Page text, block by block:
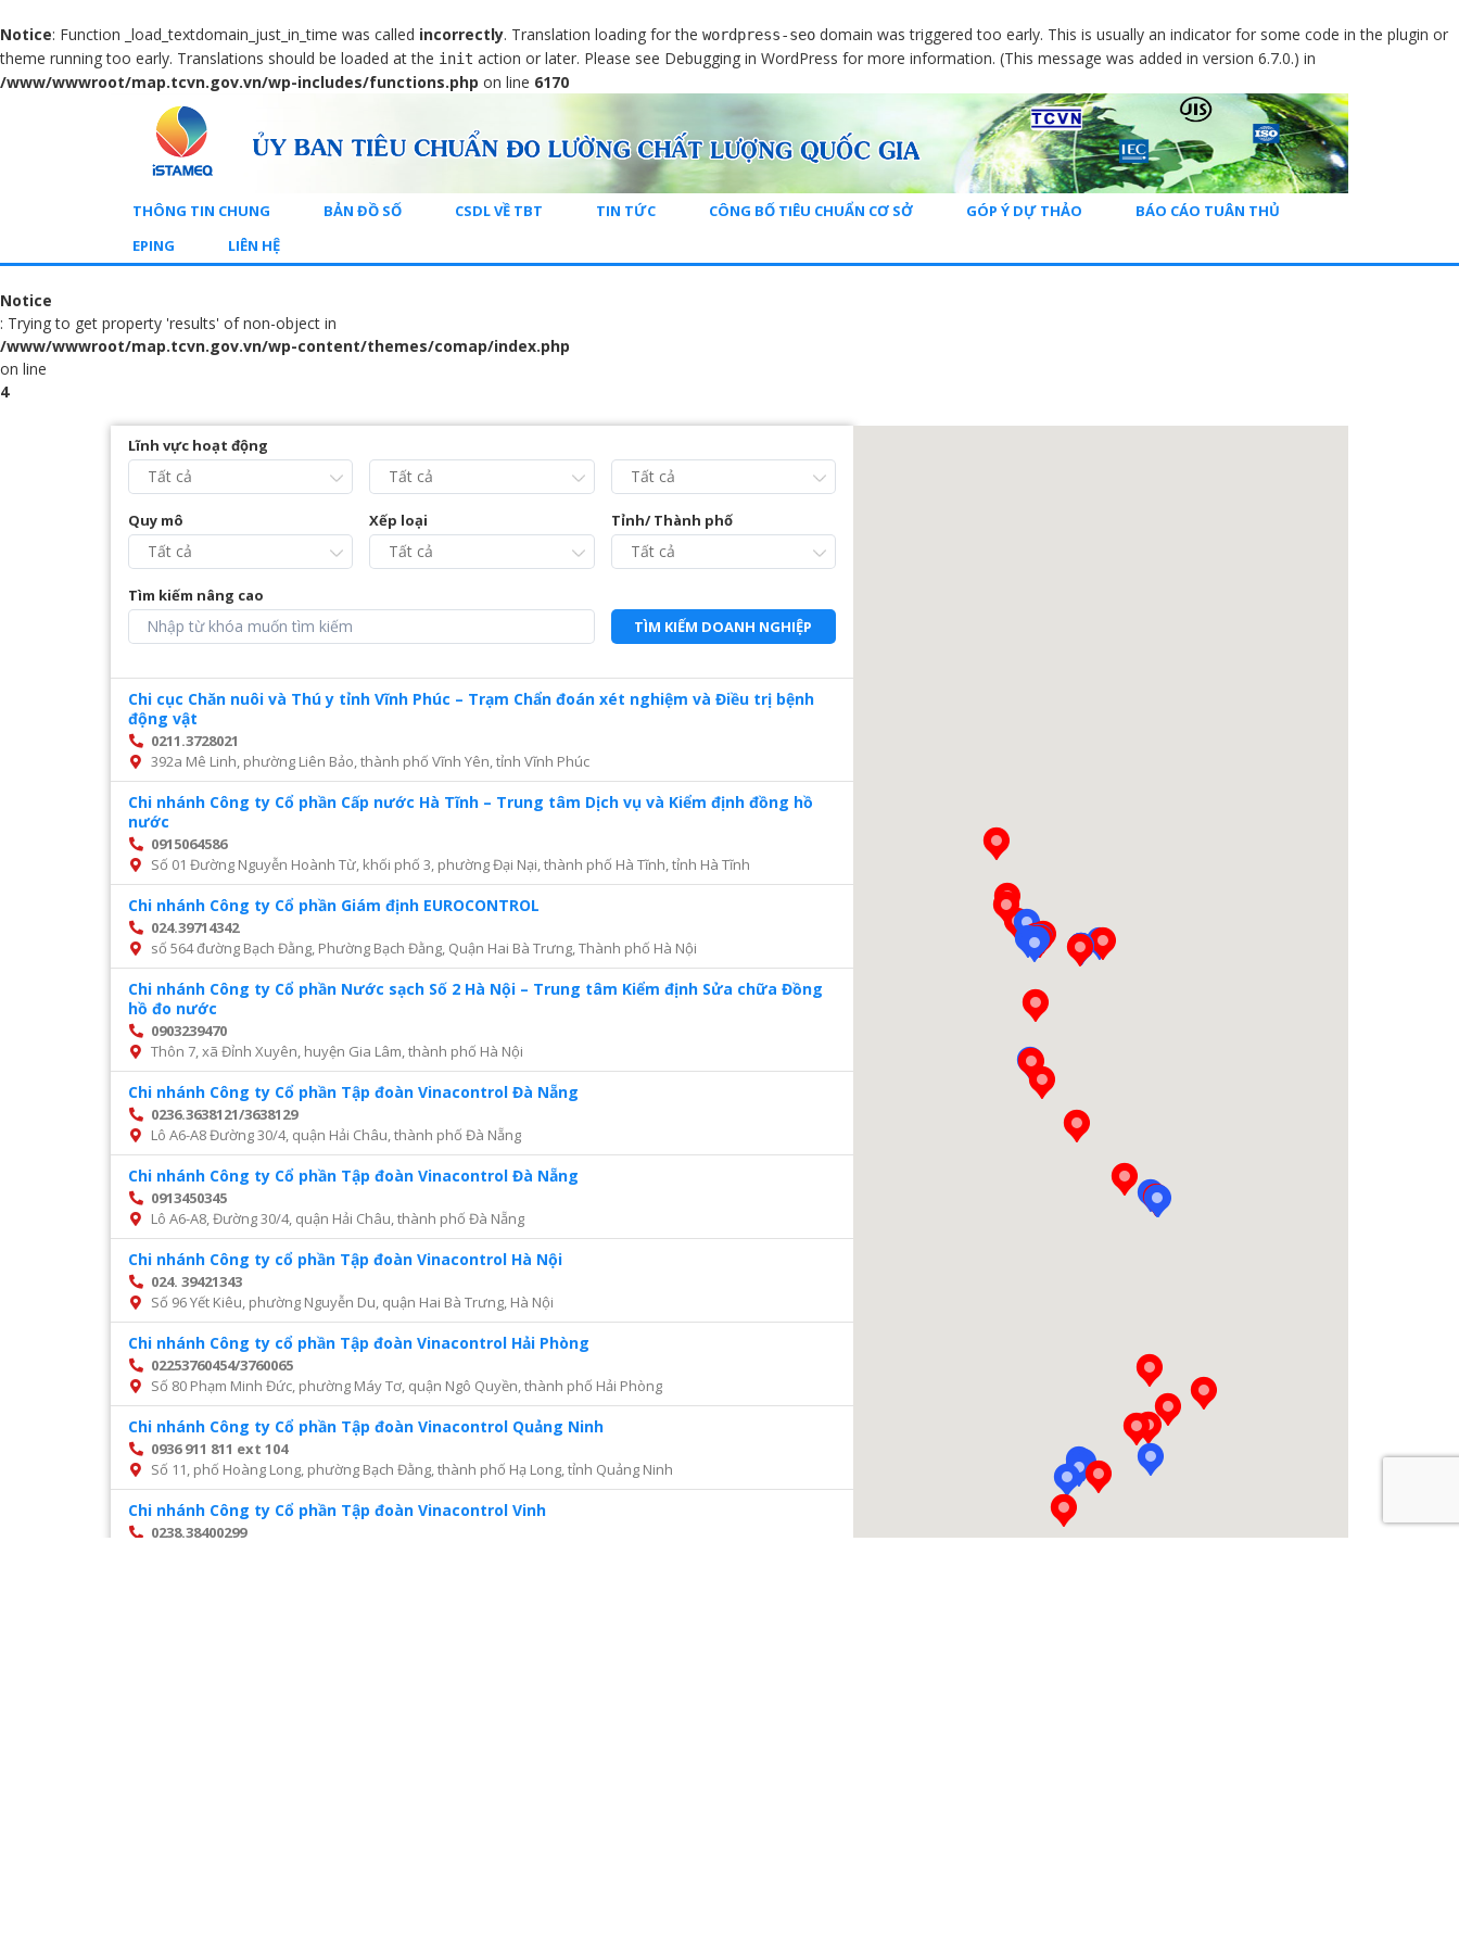
Notice: Function _load_textdomain_just_in_time was called incorrectly. Translation loading for the wordpress-seo domain was triggered too early. This is usually an indicator for some code in the plugin or
theme running too early. Translations should be loaded at the init action or later. Please see Debugging in WordPress for more information. (This message was added in version 6.7.0.) in
/www/wwwroot/map.tcvn.gov.vn/wp-includes/functions.php on line 6170
THÔNG TIN CHUNG BẢN ĐỒ SỐ CSDL VỀ TBT TIN TỨC CÔNG BỐ TIÊU CHUẨN CƠ SỞ GÓP Ý DỰ THẢO
BÁO CÁO TUÂN THỦ
EPING
LIÊN HỆ
Notice
: Trying to get property 'results' of non-object in
/www/wwwroot/map.tcvn.gov.vn/wp-content/themes/comap/index.php
on line
4
Lĩnh vực hoạt động
Quy mô Xếp loại Tỉnh/ Thành phố
Tìm kiếm nâng cao
TÌM KIẾM DOANH NGHIỆP
Chi cục Chăn nuôi và Thú y tỉnh Vĩnh Phúc – Trạm Chẩn đoán xét nghiệm và Điều trị bệnh
động vật
0211.3728021
392a Mê Linh, phường Liên Bảo, thành phố Vĩnh Yên, tỉnh Vĩnh Phúc
Chi nhánh Công ty Cổ phần Cấp nước Hà Tĩnh – Trung tâm Dịch vụ và Kiểm định đồng hồ
nước
0915064586
Số 01 Đường Nguyễn Hoành Từ, khối phố 3, phường Đại Nại, thành phố Hà Tĩnh, tỉnh Hà Tĩnh
Chi nhánh Công ty Cổ phần Giám định EUROCONTROL
024.39714342
số 564 đường Bạch Đằng, Phường Bạch Đằng, Quận Hai Bà Trưng, Thành phố Hà Nội
Chi nhánh Công ty Cổ phần Nước sạch Số 2 Hà Nội – Trung tâm Kiểm định Sửa chữa Đồng
hồ đo nước
0903239470
Thôn 7, xã Đỉnh Xuyên, huyện Gia Lâm, thành phố Hà Nội
Chi nhánh Công ty Cổ phần Tập đoàn Vinacontrol Đà Nẵng
0236.3638121/3638129
Lô A6-A8 Đường 30/4, quận Hải Châu, thành phố Đà Nẵng
Chi nhánh Công ty Cổ phần Tập đoàn Vinacontrol Đà Nẵng
0913450345
Lô A6-A8, Đường 30/4, quận Hải Châu, thành phố Đà Nẵng
Chi nhánh Công ty cổ phần Tập đoàn Vinacontrol Hà Nội
024. 39421343
Số 96 Yết Kiêu, phường Nguyễn Du, quận Hai Bà Trưng, Hà Nội
Chi nhánh Công ty cổ phần Tập đoàn Vinacontrol Hải Phòng
02253760454/3760065
Số 80 Phạm Minh Đức, phường Máy Tơ, quận Ngô Quyền, thành phố Hải Phòng
Chi nhánh Công ty Cổ phần Tập đoàn Vinacontrol Quảng Ninh
0936 911 811 ext 104
Số 11, phố Hoàng Long, phường Bạch Đằng, thành phố Hạ Long, tỉnh Quảng Ninh
Chi nhánh Công ty Cổ phần Tập đoàn Vinacontrol Vinh
0238.38400299